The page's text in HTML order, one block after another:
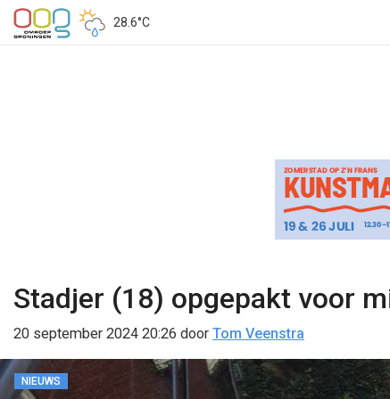
28.6°C
Stadjer (18) opgepakt voor
20 september 2024 20:26 door Tom Veenstra
NIEUWS